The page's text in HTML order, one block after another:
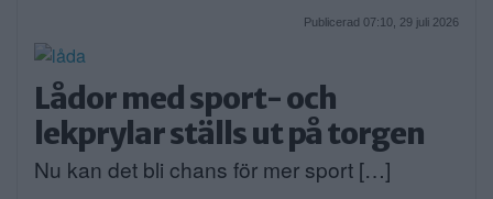
Publicerad 07:10, 29 juli 2026
Lådor med sport- och
lekprylar ställs ut på torgen
Nu kan det bli chans för mer sport […]